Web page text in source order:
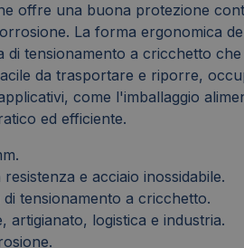
offre una buona protezione
La forma ergonomica
tensionamento a cricchetto
da trasportare e riporre,
come l'imballaggio
ed efficiente.
e acciaio inossidabile.
tensionamento a cricchetto.
artigianato, logistica e industria.